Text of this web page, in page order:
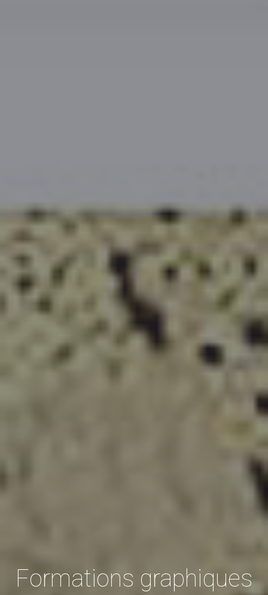
Formations graphiques